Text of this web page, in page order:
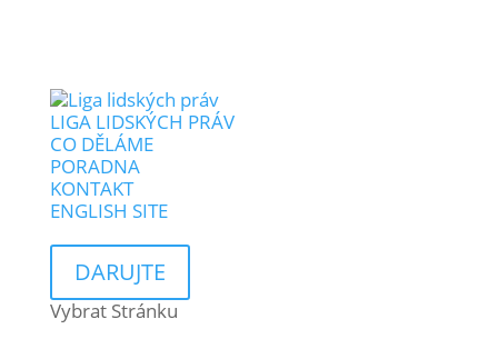
LIGA LIDSKÝCH PRÁV
CO DĚLÁME
PORADNA
KONTAKT
ENGLISH SITE
DARUJTE
Vybrat Stránku